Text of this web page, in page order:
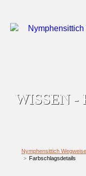
Nymphensittich
Farbschlagsdetails
WISSEN -